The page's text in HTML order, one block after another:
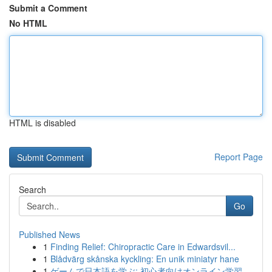
Submit a Comment
No HTML
HTML is disabled
Report Page
Search
Go
Published News
1 Finding Relief: Chiropractic Care in Edwardsvil...
1 Blådvärg skånska kyckling: En unik miniatyr hane